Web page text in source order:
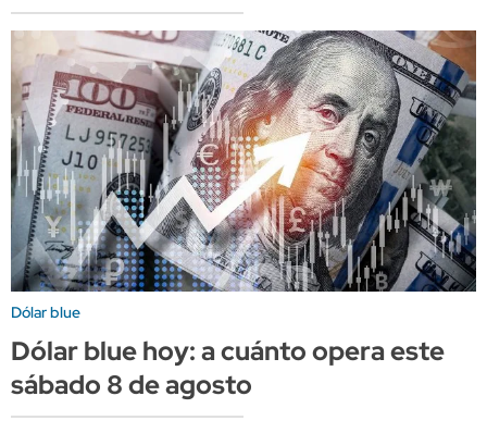
Dólar blue
Dólar blue hoy: a cuánto opera este
sábado 8 de agosto